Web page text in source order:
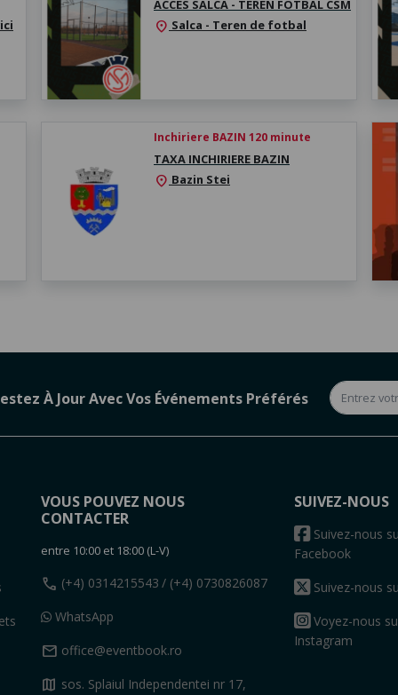
ACCES SALCA - TEREN FOTBAL CSM
location_on Salca - Teren de fotbal
Inchiriere BAZIN 120 minute
TAXA INCHIRIERE BAZIN
location_on Bazin Stei
À Jour Avec Vos Événements Préférés
VOUS POUVEZ NOUS
CONTACTER
entre 10:00 et 18:00 (L-V)
call (+4) 0314215543 / (+4) 0730826087
WhatsApp
mail office@eventbook.ro
map sos. Splaiul Independentei nr 17,
SUIVEZ-NOUS
Suivez-nous
Facebook
Suivez-nous
Voyez-nous
Instagram